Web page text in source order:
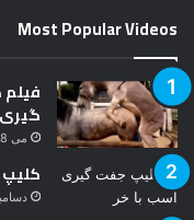
Most Popular Videos
می 18, 2019
دسامبر 24,